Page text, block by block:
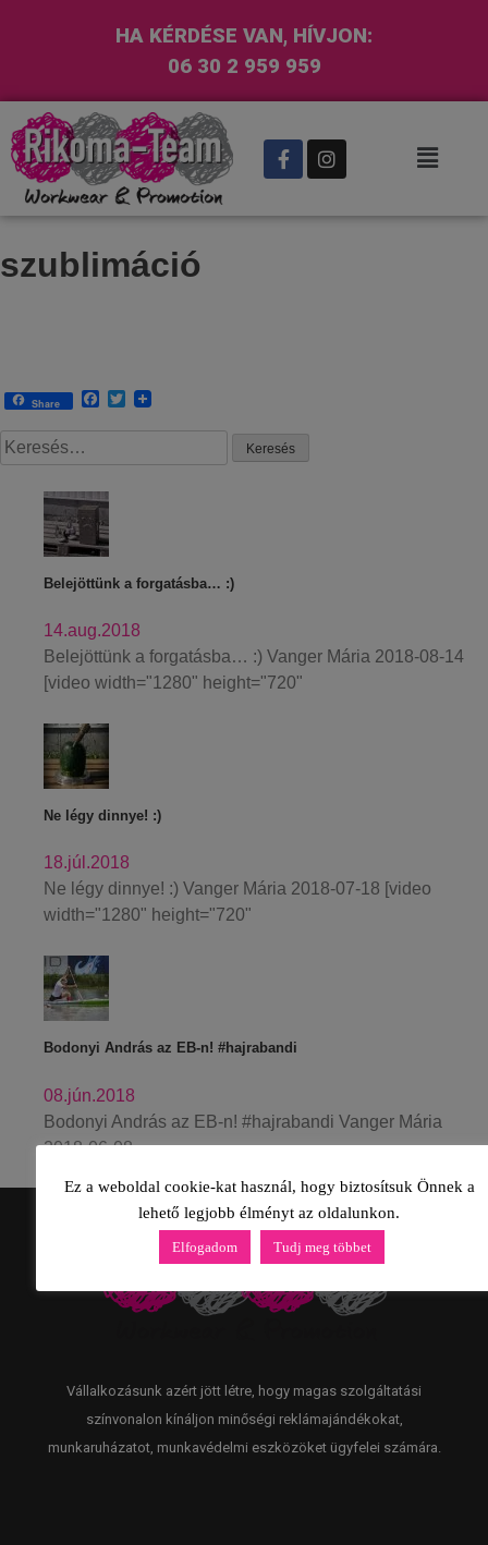
HA KÉRDÉSE VAN, HÍVJON:
06 30 2 959 959
szublimáció
Share Facebook
Twitter
Belejöttünk a forgatásba… :)
14.aug.2018
Belejöttünk a forgatásba… :) Vanger Mária 2018-08-14
[video width="1280" height="720"
Ne légy dinnye! :)
18.júl.2018
Ne légy dinnye! :) Vanger Mária 2018-07-18 [video
width="1280" height="720"
Bodonyi András az EB-n! #hajrabandi
08.jún.2018
Bodonyi András az EB-n! #hajrabandi Vanger Mária
2018-06-08
Vállalkozásunk azért jött létre, hogy magas szolgáltatási
színvonalon kínáljon minőségi reklámajándékokat,
munkaruházatot, munkavédelmi eszközöket ügyfelei számára.
Ez a weboldal cookie-kat használ, hogy biztosítsuk Önnek a
lehető legjobb élményt az oldalunkon.
Elfogadom Tudj meg többet